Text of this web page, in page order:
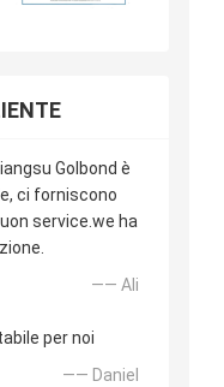
Golbond è
ci forniscono
service.we ha
—— Ali
per noi
—— Daniel